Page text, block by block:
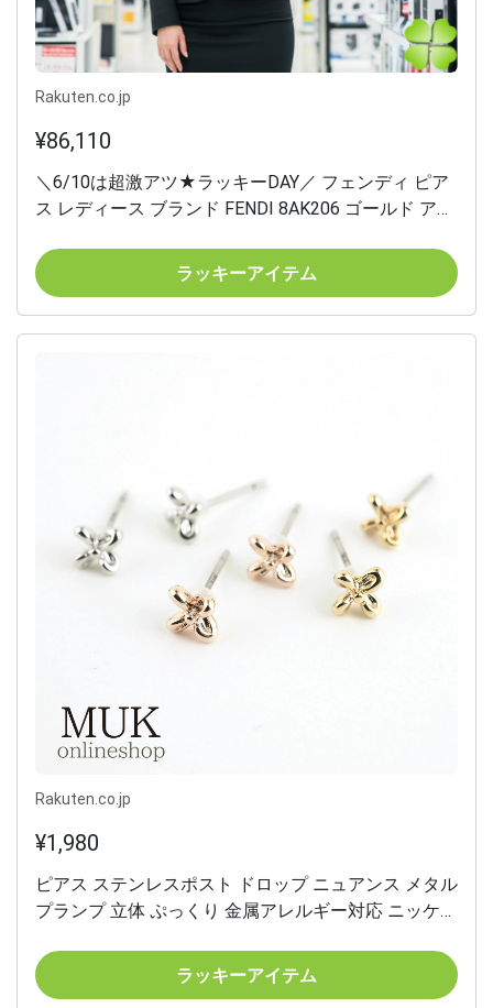
Rakuten.co.jp
¥86,110
＼6/10は超激アツ★ラッキーDAY／ フェンディ ピア
ス レディース ブランド FENDI 8AK206 ゴールド アク
ラッキーアイテム
Rakuten.co.jp
¥1,980
ピアス ステンレスポスト ドロップ ニュアンス メタル
プランプ 立体 ぷっくり 金属アレルギー対応 ニッケル
ラッキーアイテム